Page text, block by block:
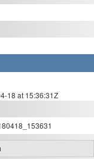
18 at 15:36:31Z